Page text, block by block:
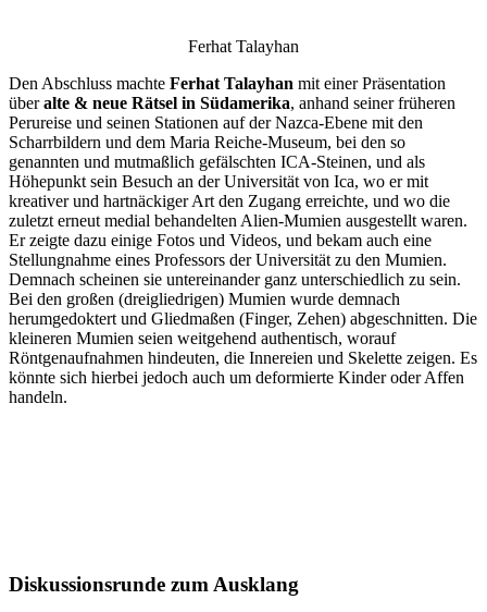
Ferhat Talayhan
Den Abschluss machte Ferhat Talayhan mit einer Präsentation
überalte & neue Rätsel in Südamerika, anhand seiner früheren
Perureise und seinen Stationen auf der Nazca-Ebene mit den
Scharrbildern und dem Maria Reiche-Museum, bei den so
genannten und mutmaßlich gefälschten ICA-Steinen, und als
Höhepunkt sein Besuch an der Universität von Ica, wo er mit
kreativer und hartnäckiger Art den Zugang erreichte, und wo die
zuletzt erneut medial behandelten Alien-Mumien ausgestellt waren.
Er zeigte dazu einige Fotos und Videos, und bekam auch eine
Stellungnahme eines Professors der Universität zu den Mumien.
Demnach scheinen sie untereinander ganz unterschiedlich zu sein.
Bei den großen (dreigliedrigen) Mumien wurde demnach
herumgedoktert und Gliedmaßen (Finger, Zehen) abgeschnitten. Die
kleineren Mumien seien weitgehend authentisch, worauf
Röntgenaufnahmen hindeuten, die Innereien und Skelette zeigen. Es
könnte sich hierbei jedoch auch um deformierte Kinder oder Affen
handeln.
Diskussionsrunde zum Ausklang